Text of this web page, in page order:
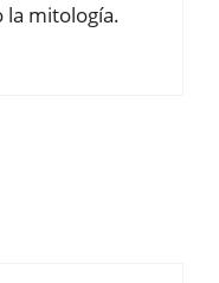
la mitología.